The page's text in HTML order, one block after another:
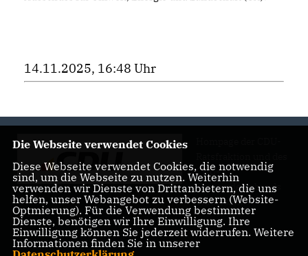
14.11.2025, 16:48 Uhr
CDU-
Gemeindeverbands
Wadersloh
Die Webseite verwendet Cookies
Diese Webseite verwendet Cookies, die notwendig
sind, um die Webseite zu nutzen. Weiterhin
verwenden wir Dienste von Drittanbietern, die uns
helfen, unser Webangebot zu verbessern (Website-
Optmierung). Für die Verwendung bestimmter
Dienste, benötigen wir Ihre Einwilligung. Ihre
Einwilligung können Sie jederzeit widerrufen. Weitere
Informationen finden Sie in unserer